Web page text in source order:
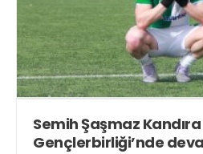
Semih Şaşmaz Kandıra
Gençlerbirliği’nde